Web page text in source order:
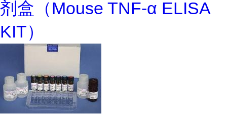
剂盒（Mouse TNF-α ELISA
KIT）